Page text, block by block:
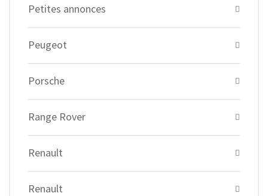
Petites annonces
Peugeot
Porsche
Range Rover
Renault
Renault